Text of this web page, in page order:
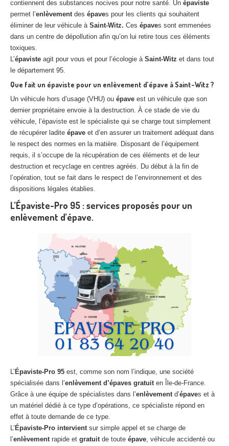
contiennent des substances nocives pour notre santé. Un épaviste
permet l’enlèvementdes épaves pour les clients qui souhaitent
éliminer de leur véhicule à Saint-Witz. Ces épaves sont emmenées
dans un centre de dépollution afin qu’on lui retire tous ces éléments
toxiques.
L’épaviste agit pour vous et pour l’écologie à Saint-Witz et dans tout
le département 95.
Que fait un épaviste pour un enlèvement d’épave à Saint-Witz ?
Un véhicule hors d’usage (VHU) ou épave est un véhicule que son
dernier propriétaire envoie à la destruction. À ce stade de vie du
véhicule, l’épaviste est le spécialiste qui se charge tout simplement
de récupérer ladite épave et d’en assurer un traitement adéquat dans
le respect des normes en la matière. Disposant de l’équipement
requis, il s’occupe de la récupération de ces éléments et de leur
destruction et recyclage en centres agréés. Du début à la fin de
l’opération, tout se fait dans le respect de l’environnement et des
dispositions légales établies.
L’Épaviste-Pro 95 : services proposés pour un
enlèvement d’épave.
L’ Épaviste-Pro 95 est, comme son nom l’indique, une société
spécialisée dans l’enlèvement d’épaves gratuiten Île-de-France.
Grâce à une équipe de spécialistes dans l’enlèvementd’épaves et à
un matériel dédié à ce type d’opérations, ce spécialiste répond en
effet à toute demande de ce type.
L’ Épaviste-Pro intervientsur simple appel et se charge de
l’enlèvementrapide et gratuitde toute épave, véhicule accidenté ou